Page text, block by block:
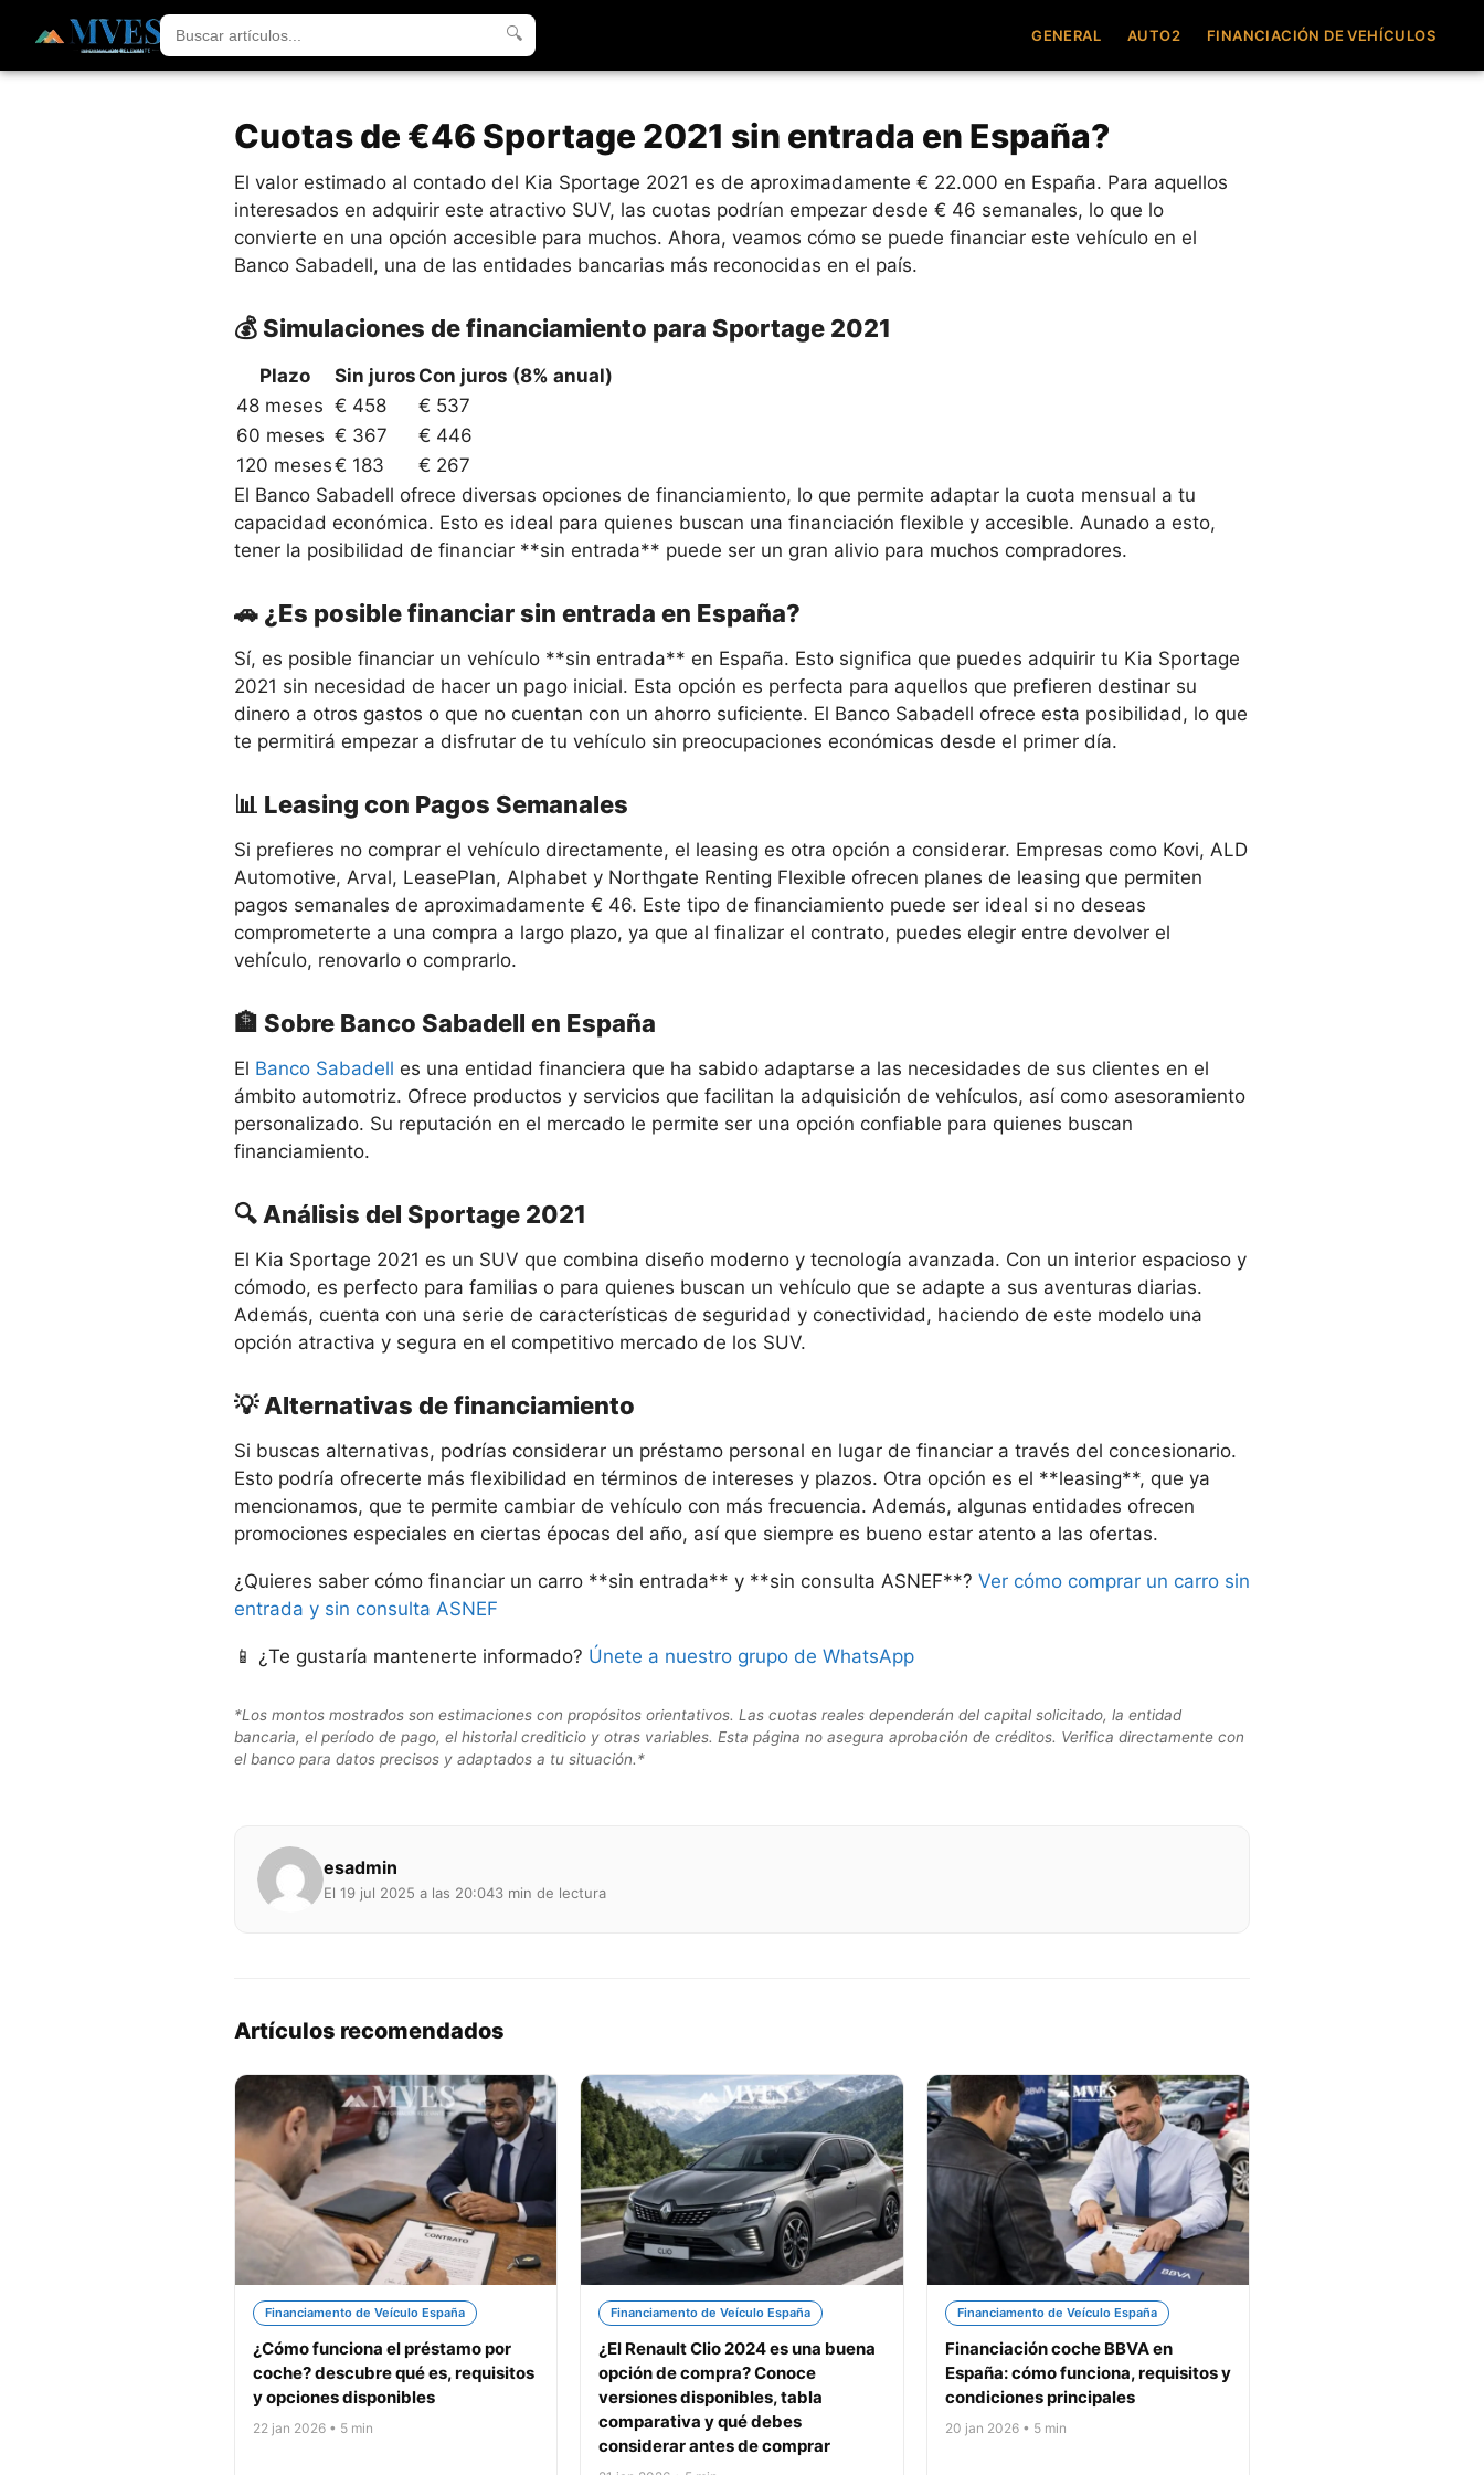
🔍 GENERAL AUTO2 FINANCIACIÓN DE VEHÍCULOS
Cuotas de €46 Sportage 2021 sin entrada en España?
El valor estimado al contado del Kia Sportage 2021 es de aproximadamente € 22.000 en España. Para aquellos
interesados en adquirir este atractivo SUV, las cuotas podrían empezar desde € 46 semanales, lo que lo
convierte en una opción accesible para muchos. Ahora, veamos cómo se puede financiar este vehículo en el
Banco Sabadell, una de las entidades bancarias más reconocidas en el país.
💰 Simulaciones de financiamiento para Sportage 2021
Plazo Sin juros Con juros (8% anual)
48 meses € 458
€ 537
60 meses € 367
€ 446
120 meses€ 183
€ 267
El Banco Sabadell ofrece diversas opciones de financiamiento, lo que permite adaptar la cuota mensual a tu
capacidad económica. Esto es ideal para quienes buscan una financiación flexible y accesible. Aunado a esto,
tener la posibilidad de financiar **sin entrada** puede ser un gran alivio para muchos compradores.
🚗 ¿Es posible financiar sin entrada en España?
Sí, es posible financiar un vehículo **sin entrada** en España. Esto significa que puedes adquirir tu Kia Sportage
2021 sin necesidad de hacer un pago inicial. Esta opción es perfecta para aquellos que prefieren destinar su
dinero a otros gastos o que no cuentan con un ahorro suficiente. El Banco Sabadell ofrece esta posibilidad, lo que
te permitirá empezar a disfrutar de tu vehículo sin preocupaciones económicas desde el primer día.
📊 Leasing con Pagos Semanales
Si prefieres no comprar el vehículo directamente, el leasing es otra opción a considerar. Empresas como Kovi, ALD
Automotive, Arval, LeasePlan, Alphabet y Northgate Renting Flexible ofrecen planes de leasing que permiten
pagos semanales de aproximadamente € 46. Este tipo de financiamiento puede ser ideal si no deseas
comprometerte a una compra a largo plazo, ya que al finalizar el contrato, puedes elegir entre devolver el
vehículo, renovarlo o comprarlo.
🏦 Sobre Banco Sabadell en España
El Banco Sabadell es una entidad financiera que ha sabido adaptarse a las necesidades de sus clientes en el
ámbito automotriz. Ofrece productos y servicios que facilitan la adquisición de vehículos, así como asesoramiento
personalizado. Su reputación en el mercado le permite ser una opción confiable para quienes buscan
financiamiento.
🔍 Análisis del Sportage 2021
El Kia Sportage 2021 es un SUV que combina diseño moderno y tecnología avanzada. Con un interior espacioso y
cómodo, es perfecto para familias o para quienes buscan un vehículo que se adapte a sus aventuras diarias.
Además, cuenta con una serie de características de seguridad y conectividad, haciendo de este modelo una
opción atractiva y segura en el competitivo mercado de los SUV.
💡 Alternativas de financiamiento
Si buscas alternativas, podrías considerar un préstamo personal en lugar de financiar a través del concesionario.
Esto podría ofrecerte más flexibilidad en términos de intereses y plazos. Otra opción es el **leasing**, que ya
mencionamos, que te permite cambiar de vehículo con más frecuencia. Además, algunas entidades ofrecen
promociones especiales en ciertas épocas del año, así que siempre es bueno estar atento a las ofertas.
¿Quieres saber cómo financiar un carro **sin entrada** y **sin consulta ASNEF**? Ver cómo comprar un carro sin
entrada y sin consulta ASNEF
📱 ¿Te gustaría mantenerte informado? Únete a nuestro grupo de WhatsApp
*Los montos mostrados son estimaciones con propósitos orientativos. Las cuotas reales dependerán del capital solicitado, la entidad
bancaria, el período de pago, el historial crediticio y otras variables. Esta página no asegura aprobación de créditos. Verifica directamente con
el banco para datos precisos y adaptados a tu situación.*
esadmin
El 19 jul 2025 a las 20:043 min de lectura
Artículos recomendados
Financiamento de Veículo España
¿Cómo funciona el préstamo por
coche? descubre qué es, requisitos
y opciones disponibles
22 jan 2026 • 5 min
Financiamento de Veículo España
¿El Renault Clio 2024 es una buena
opción de compra? Conoce
versiones disponibles, tabla
comparativa y qué debes
considerar antes de comprar
Financiamento de Veículo España
Financiación coche BBVA en
España: cómo funciona, requisitos y
condiciones principales
20 jan 2026 • 5 min